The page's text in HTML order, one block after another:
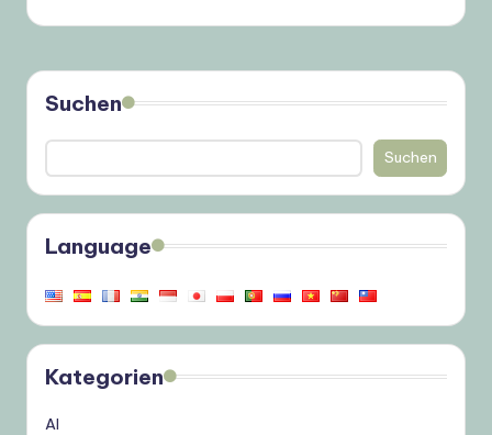
Suchen
Suchen
Language
Kategorien
AI